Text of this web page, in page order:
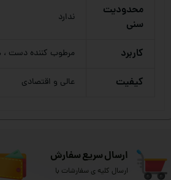
محدودیت
سنی
ندارد
کاربرد مرطوب کننده دست ،
کیفیت عالی و اقتصادی
ارسال سریع سفارش
ارسال کلیه ی سفارشات با